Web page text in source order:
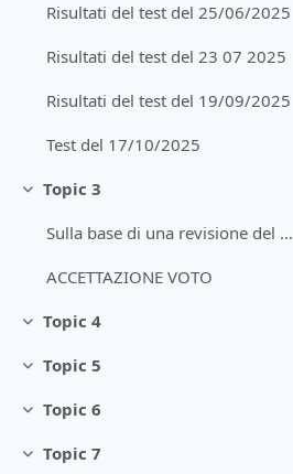
Risultati del test del 25/06/2025
Risultati del test del 23 07 2025
Risultati del test del 19/09/2025
Test del 17/10/2025
Minimizza
Topic 3
Sulla base di una revisione del regolamento ineren...
ACCETTAZIONE VOTO
Minimizza
Topic 4
Minimizza
Topic 5
Minimizza
Topic 6
Minimizza
Topic 7